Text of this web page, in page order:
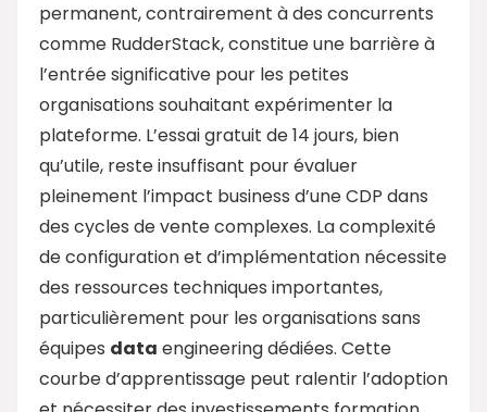
permanent, contrairement à des concurrents
comme RudderStack, constitue une barrière à
l’entrée significative pour les petites
organisations souhaitant expérimenter la
plateforme. L’essai gratuit de 14 jours, bien
qu’utile, reste insuffisant pour évaluer
pleinement l’impact business d’une CDP dans
des cycles de vente complexes. La complexité
de configuration et d’implémentation nécessite
des ressources techniques importantes,
particulièrement pour les organisations sans
équipes data engineering dédiées. Cette
courbe d’apprentissage peut ralentir l’adoption